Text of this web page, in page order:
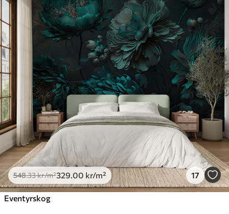
548.33kr/m²329 .00 kr/m² 17
Eventyrskog